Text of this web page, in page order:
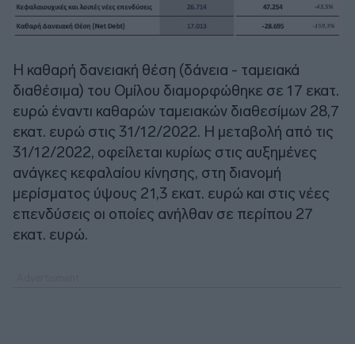
Η καθαρή δανειακή θέση (δάνεια - ταμειακά
διαθέσιμα) του Ομίλου διαμορφώθηκε σε 17 εκατ.
ευρώ έναντι καθαρών ταμειακών διαθεσίμων 28,7
εκατ. ευρώ στις 31/12/2022. Η μεταβολή από τις
31/12/2022, οφείλεται κυρίως στις αυξημένες
ανάγκες κεφαλαίου κίνησης, στη διανομή
μερίσματος ύψους 21,3 εκατ. ευρώ και στις νέες
επενδύσεις οι οποίες ανήλθαν σε περίπου 27
εκατ. ευρώ.